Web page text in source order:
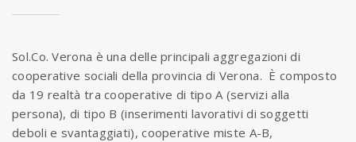
Sol.Co. Verona è una delle principali aggregazioni di
cooperative sociali della provincia di Verona. È composto
da 19 realtà tra cooperative di tipo A (servizi alla
persona), di tipo B (inserimenti lavorativi di soggetti
deboli e svantaggiati), cooperative miste A-B,